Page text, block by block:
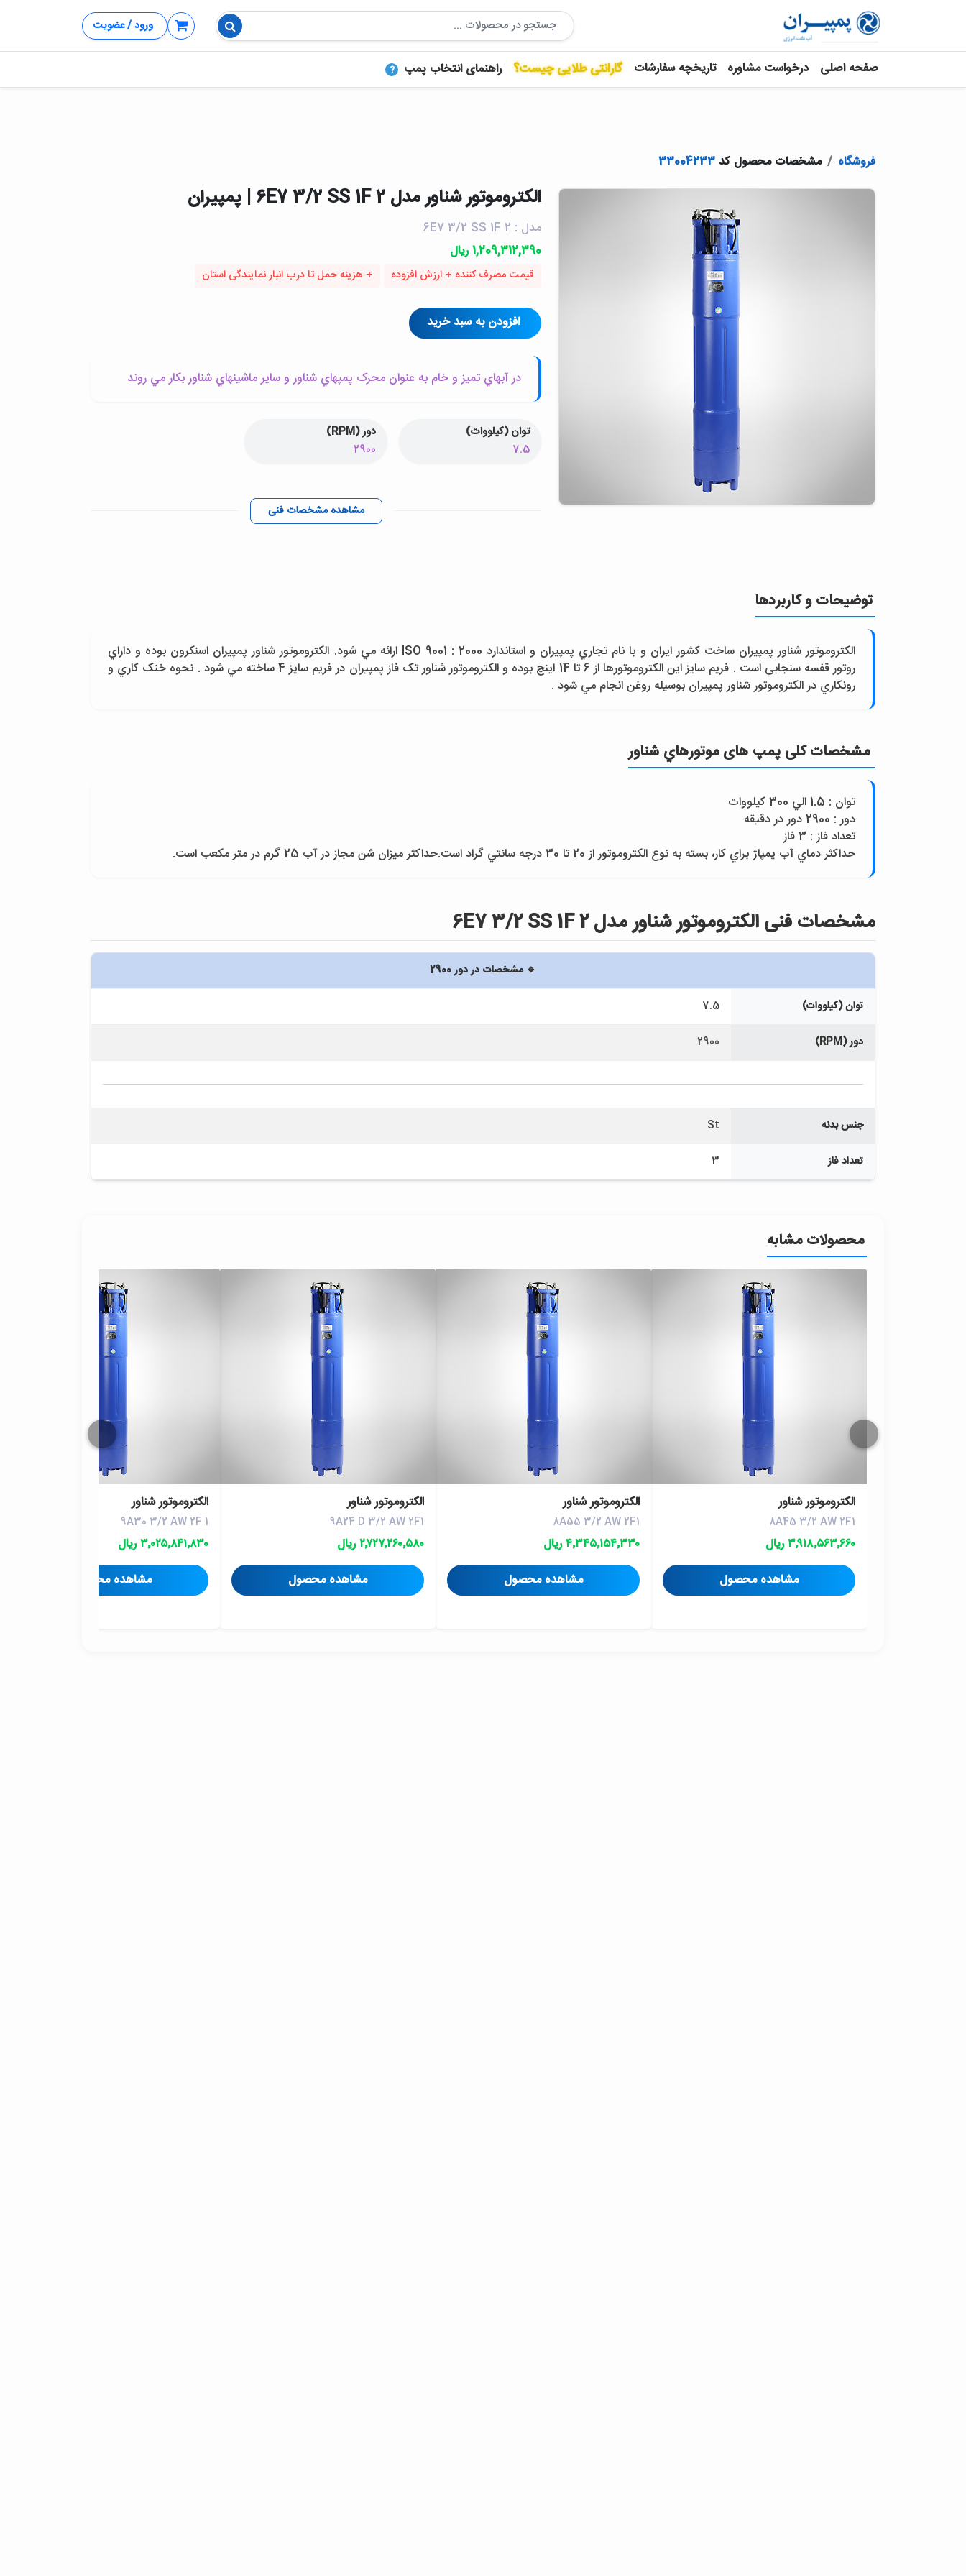
ورود / عضویت
صفحه اصلی درخواست مشاوره تاریخچه سفارشات گارانتی طلایی چیست؟ راهنمای انتخاب پمپ ?
فروشگاه مشخصات محصول کد33004233
الكتروموتور شناور مدل 6E7 3/2 SS 1F 2 | پمپیران
مدل : 6E7 3/2 SS 1F 2
1,209,312,390 ریال
قیمت مصرف کننده + ارزش افزوده + هزینه حمل تا درب انبار نمایندگی استان
افزودن به سبد خرید
در آبهاي تميز و خام به عنوان محرک پمپهاي شناور و ساير ماشينهاي شناور بکار مي روند
توان (کیلووات)
7.5
دور (RPM)
2900
مشاهده مشخصات فنی
توضیحات و کاربردها
الکتروموتور شناور پمپيران ساخت کشور ايران و با نام تجاري پمپيران و استاندارد ISO 9001 : 2000 ارائه مي شود. الکتروموتور شناور پمپيران اسنکرون بوده و داراي
روتور قفسه سنجابي است . فريم سايز اين الکتروموتورها از 6 تا 14 اينچ بوده و الکتروموتور شناور تک فاز پمپيران در فريم سايز 4 ساخته مي شود . نحوه خنک کاري و
رونکاري در الکتروموتور شناور پمپيران بوسيله روغن انجام مي شود .
مشخصات کلی پمپ های موتورهاي شناور
توان : 1.5 الي 300 کيلووات
دور : 2900 دور در دقيقه
تعداد فاز : 3 فاز
حداکثر دماي آب پمپاژ براي کار، بسته به نوع الکتروموتور از 20 تا 30 درجه سانتي گراد است.حداکثر ميزان شن مجاز در آب 25 گرم در متر مکعب است.
مشخصات فنی الكتروموتور شناور مدل 6E7 3/2 SS 1F 2
🔹 مشخصات در دور 2900
توان (کیلووات) 7.5
دور (RPM) 2900
جنس بدنه St
تعداد فاز 3
محصولات مشابه
الکتروموتور شناور
8A45 3/2 AW 2F1
۳٬۹۱۸٬۵۶۳٬۶۶۰ ریال
مشاهده محصول
الکتروموتور شناور
8A55 3/2 AW 2F1
۴٬۳۴۵٬۱۵۴٬۳۳۰ ریال
مشاهده محصول
الكتروموتور شناور
9A24 D 3/2 AW 2F1
۲٬۷۲۷٬۲۶۰٬۵۸۰ ریال
مشاهده محصول
الكتروموتور شناور
9A30 3/2 AW 2F 1
۳٬۰۲۵٬۸۴۱٬۸۳۰ ریال
مشاهده محصول